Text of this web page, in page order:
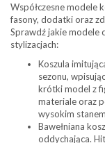
Współczesne modele
fasony, dodatki oraz
Sprawdź jakie modele
stylizacjach:
Koszula
sezonu,
krótki model z
materiale oraz
wysokim
Bawełniana
oddychająca.